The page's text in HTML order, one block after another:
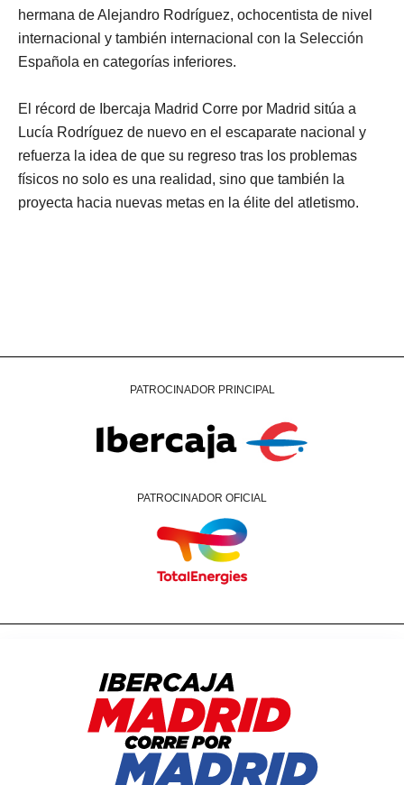
hermana de Alejandro Rodríguez, ochocentista de nivel
internacional y también internacional con la Selección
Española en categorías inferiores.
El récord de Ibercaja Madrid Corre por Madrid sitúa a
Lucía Rodríguez de nuevo en el escaparate nacional y
refuerza la idea de que su regreso tras los problemas
físicos no solo es una realidad, sino que también la
proyecta hacia nuevas metas en la élite del atletismo.
PATROCINADOR PRINCIPAL
PATROCINADOR OFICIAL